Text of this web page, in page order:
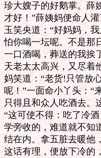
珍大嫂子的好鹅掌。薛
才好！”薛姨妈便命人
玉笑央道：“好妈妈，
怕你喝一坛呢。不是那
一口酒喝，葬送的我挨
天老太太高兴，又尽着
妈笑道：“老货!只管放
呢！”一面命小丫头：“
只得且和众人吃酒去。
“这可使不得：吃了冷
学旁收的，难道就不知
结在内。拿五脏去暖他
这话有理，便放下冷的